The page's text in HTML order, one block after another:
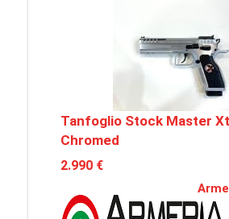
Tanfoglio Stock Master
Chromed
2.990 €